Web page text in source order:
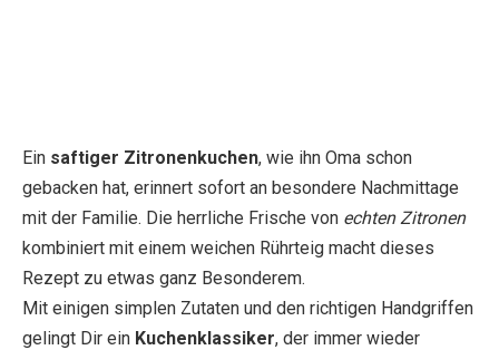
Ein saftiger Zitronenkuchen, wie ihn Oma schon
gebacken hat, erinnert sofort an besondere Nachmittage
mit der Familie. Die herrliche Frische von echten Zitronen
kombiniert mit einem weichen Rührteig macht dieses
Rezept zu etwas ganz Besonderem.
Mit einigen simplen Zutaten und den richtigen Handgriffen
gelingt Dir ein Kuchenklassiker, der immer wieder